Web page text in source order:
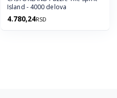
Island - 4000 delova
4.780,24RSD